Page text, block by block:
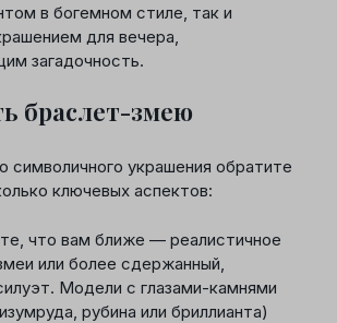
в богемном стиле, так и
для вечера,
загадочность.
браслет-змею
символичного украшения обратите
ключевых аспектов:
что вам ближе — реалистичное
или более сдержанный,
Модели с глазами-камнями
рубина или бриллианта)